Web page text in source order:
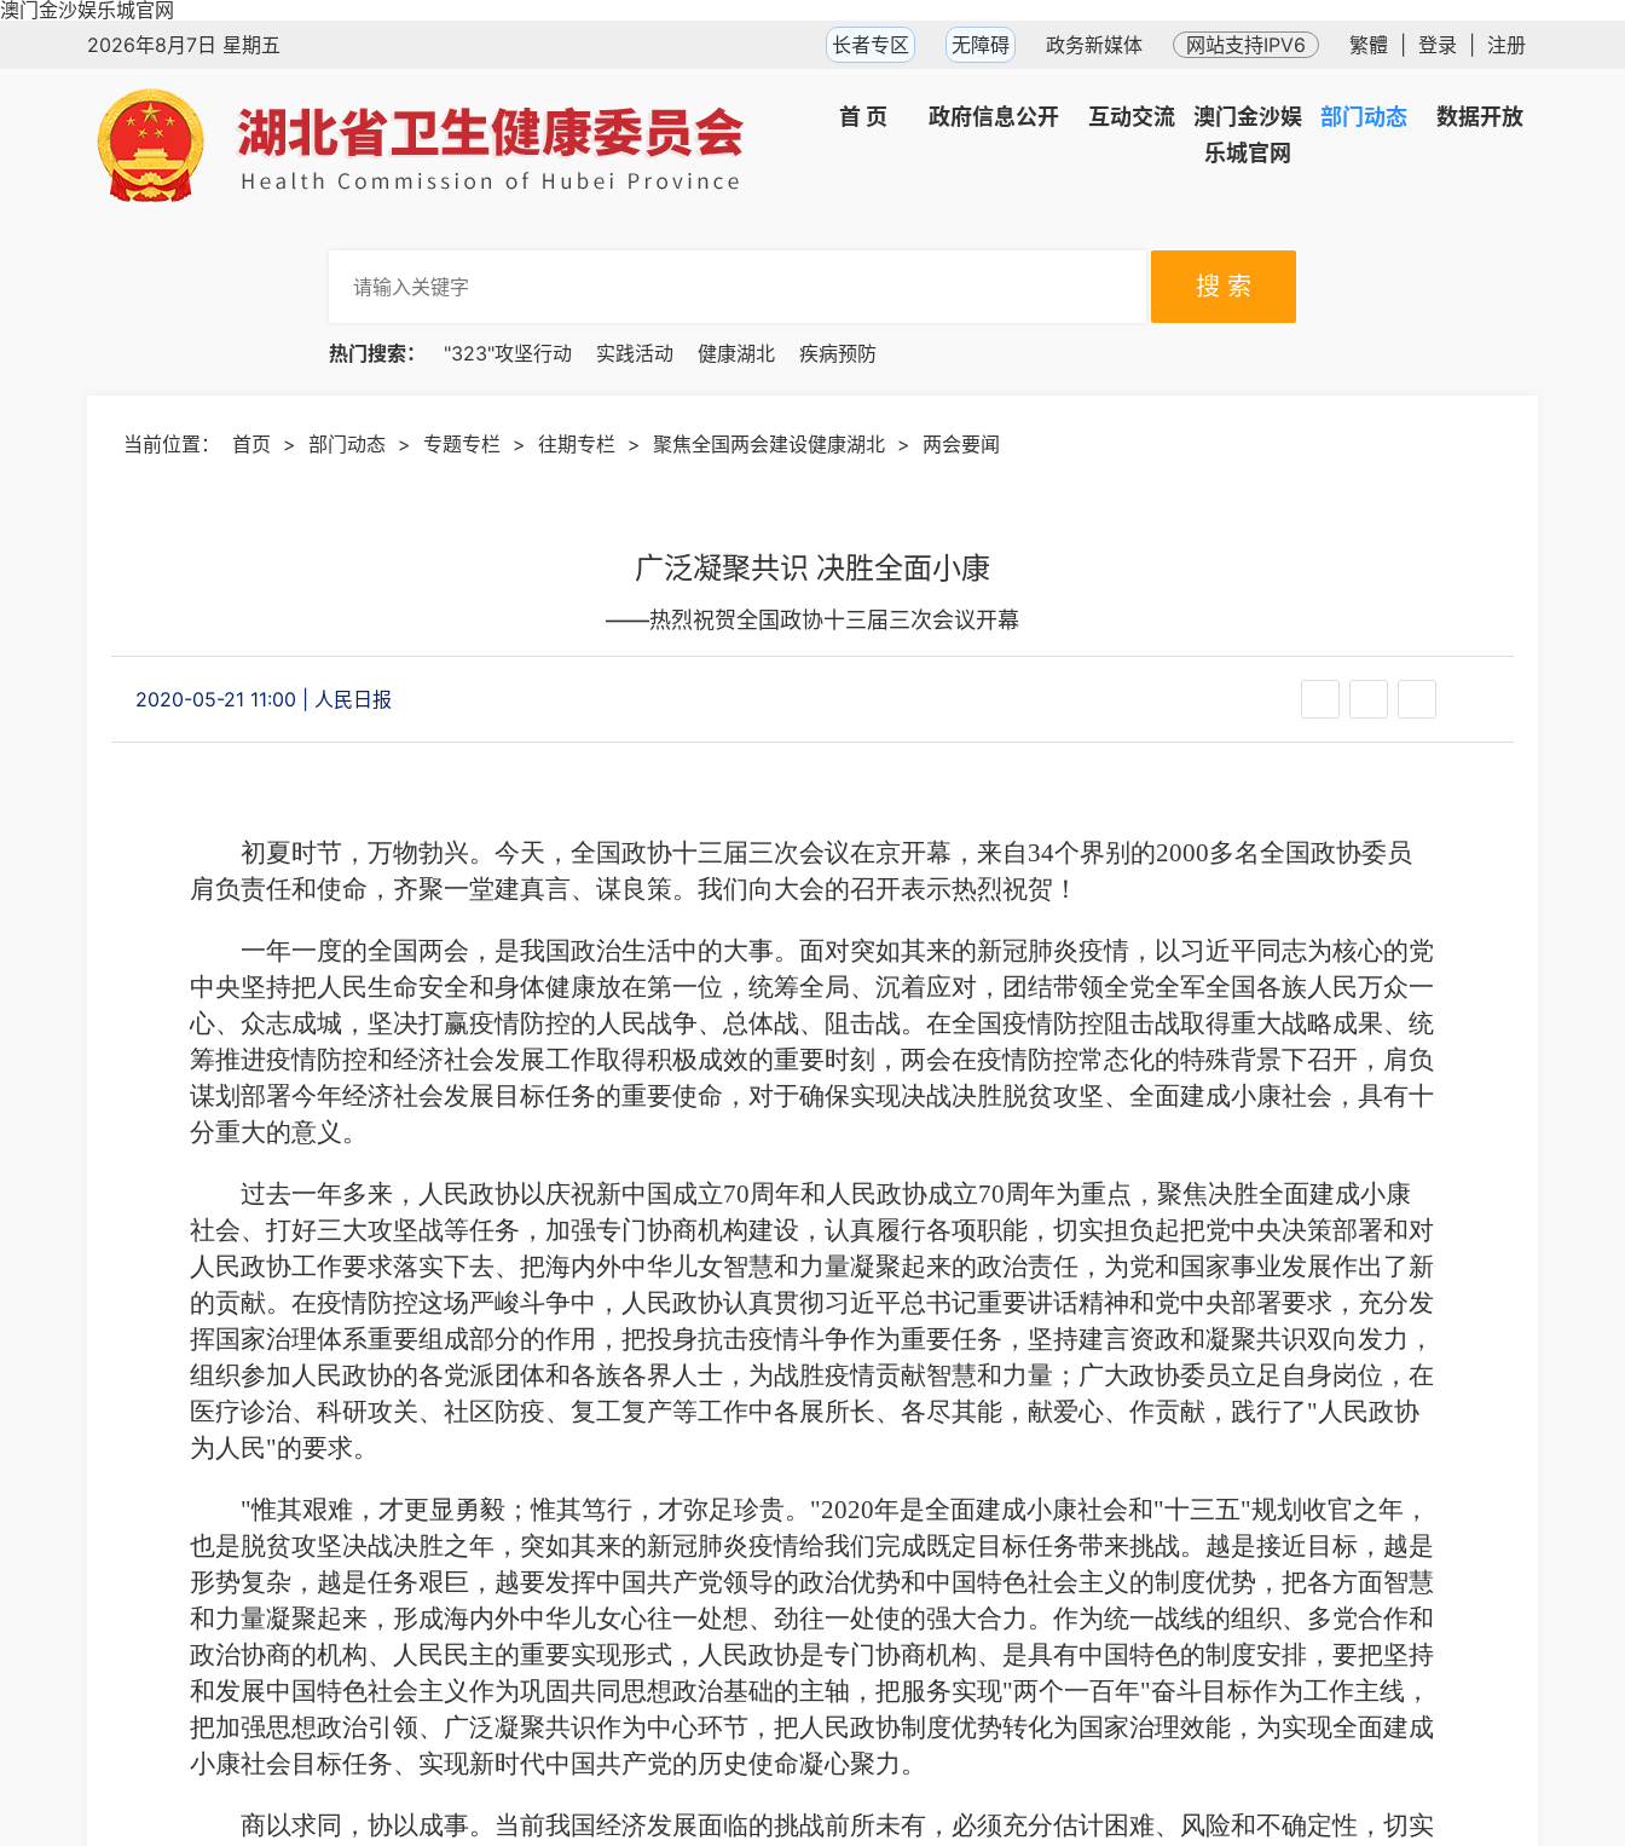
澳门金沙娱乐城官网
2026年8月7日 星期五
长者专区 无障碍 政务新媒体 网站支持IPV6 繁體 登录 注册
首 页 政府信息公开 互动交流
澳门金沙娱
乐城官网
部门动态 数据开放
搜 索
热门搜索： "323"攻坚行动 实践活动 健康湖北 疾病预防
当前位置： 首页 > 部门动态 > 专题专栏 > 往期专栏 > 聚焦全国两会建设健康湖北 > 两会要闻
广泛凝聚共识 决胜全面小康
——热烈祝贺全国政协十三届三次会议开幕
2020-05-21 11:00 人民日报
初夏时节，万物勃兴。今天，全国政协十三届三次会议在京开幕，来自34个界别的2000多名全国政协委员
肩负责任和使命，齐聚一堂建真言、谋良策。我们向大会的召开表示热烈祝贺！
一年一度的全国两会，是我国政治生活中的大事。面对突如其来的新冠肺炎疫情，以习近平同志为核心的党
中央坚持把人民生命安全和身体健康放在第一位，统筹全局、沉着应对，团结带领全党全军全国各族人民万众一
心、众志成城，坚决打赢疫情防控的人民战争、总体战、阻击战。在全国疫情防控阻击战取得重大战略成果、统
筹推进疫情防控和经济社会发展工作取得积极成效的重要时刻，两会在疫情防控常态化的特殊背景下召开，肩负
谋划部署今年经济社会发展目标任务的重要使命，对于确保实现决战决胜脱贫攻坚、全面建成小康社会，具有十
分重大的意义。
过去一年多来，人民政协以庆祝新中国成立70周年和人民政协成立70周年为重点，聚焦决胜全面建成小康
社会、打好三大攻坚战等任务，加强专门协商机构建设，认真履行各项职能，切实担负起把党中央决策部署和对
人民政协工作要求落实下去、把海内外中华儿女智慧和力量凝聚起来的政治责任，为党和国家事业发展作出了新
的贡献。在疫情防控这场严峻斗争中，人民政协认真贯彻习近平总书记重要讲话精神和党中央部署要求，充分发
挥国家治理体系重要组成部分的作用，把投身抗击疫情斗争作为重要任务，坚持建言资政和凝聚共识双向发力，
组织参加人民政协的各党派团体和各族各界人士，为战胜疫情贡献智慧和力量；广大政协委员立足自身岗位，在
医疗诊治、科研攻关、社区防疫、复工复产等工作中各展所长、各尽其能，献爱心、作贡献，践行了"人民政协
为人民"的要求。
"惟其艰难，才更显勇毅；惟其笃行，才弥足珍贵。"2020年是全面建成小康社会和"十三五"规划收官之年，
也是脱贫攻坚决战决胜之年，突如其来的新冠肺炎疫情给我们完成既定目标任务带来挑战。越是接近目标，越是
形势复杂，越是任务艰巨，越要发挥中国共产党领导的政治优势和中国特色社会主义的制度优势，把各方面智慧
和力量凝聚起来，形成海内外中华儿女心往一处想、劲往一处使的强大合力。作为统一战线的组织、多党合作和
政治协商的机构、人民民主的重要实现形式，人民政协是专门协商机构、是具有中国特色的制度安排，要把坚持
和发展中国特色社会主义作为巩固共同思想政治基础的主轴，把服务实现"两个一百年"奋斗目标作为工作主线，
把加强思想政治引领、广泛凝聚共识作为中心环节，把人民政协制度优势转化为国家治理效能，为实现全面建成
小康社会目标任务、实现新时代中国共产党的历史使命凝心聚力。
商以求同，协以成事。当前我国经济发展面临的挑战前所未有，必须充分估计困难、风险和不确定性，切实